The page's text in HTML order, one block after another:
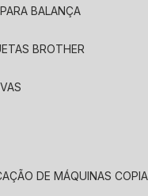
BALANÇA
BROTHER
DE MÁQUINAS